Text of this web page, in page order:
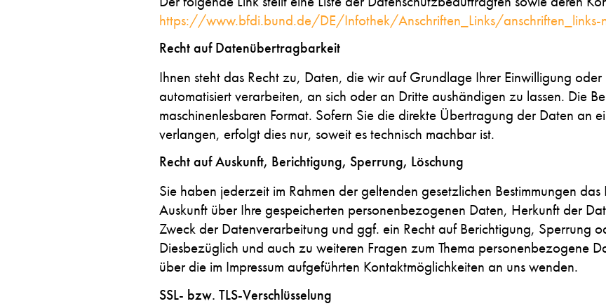
https://www.bfdi.bund.de/DE/Infothek/Anschriften_Links/anschriften_links-
Recht auf Datenübertragbarkeit
Ihnen steht das Recht zu, Daten, die wir auf Grundlage Ihrer Einwilligung oder
automatisiert verarbeiten, an sich oder an Dritte aushändigen zu lassen. Die
maschinenlesbaren Format. Sofern Sie die direkte Übertragung der Daten an
verlangen, erfolgt dies nur, soweit es technisch machbar ist.
Recht auf Auskunft, Berichtigung, Sperrung, Löschung
Sie haben jederzeit im Rahmen der geltenden gesetzlichen Bestimmungen
Auskunft über Ihre gespeicherten personenbezogenen Daten, Herkunft der
Zweck der Datenverarbeitung und ggf. ein Recht auf Berichtigung, Sperrung
Diesbezüglich und auch zu weiteren Fragen zum Thema personenbezogene
über die im Impressum aufgeführten Kontaktmöglichkeiten an uns wenden.
SSL- bzw. TLS-Verschlüsselung